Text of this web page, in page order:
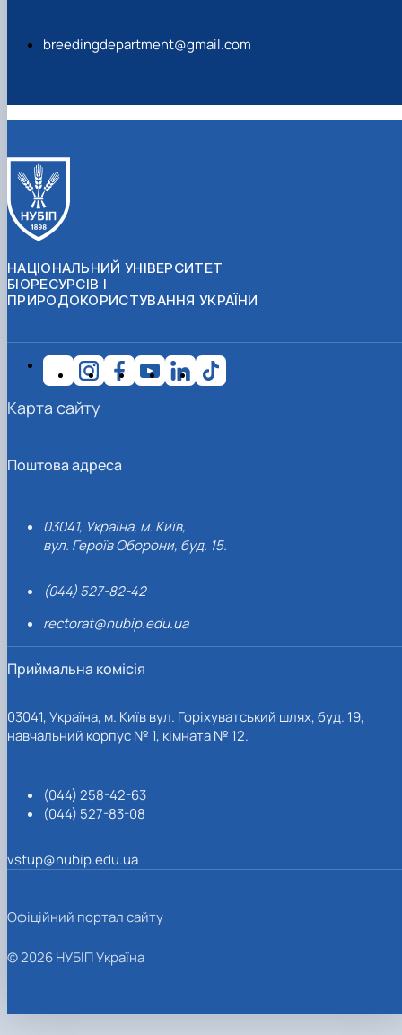
breedingdepartment@gmail.com
НАЦІОНАЛЬНИЙ УНІВЕРСИТЕТ
БІОРЕСУРСІВ І
ПРИРОДОКОРИСТУВАННЯ УКРАЇНИ
Поштова адреса
03041, Україна, м. Київ,
вул. Героїв Оборони, буд. 15.
(044) 527-82-42
rectorat@nubip.edu.ua
Приймальна комісія
03041, Україна, м. Київ вул. Горіхуватський шлях, буд. 19,
навчальний корпус № 1, кімната № 12.
(044) 258-42-63
(044) 527-83-08
vstup@nubip.edu.ua
Карта сайту
Офіційний портал сайту
© 2026 НУБІП Україна